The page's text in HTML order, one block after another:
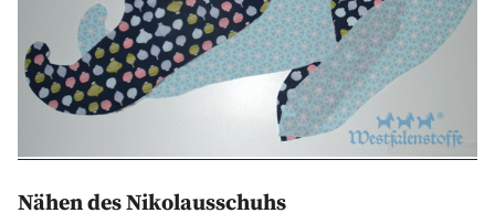
Nähen des Nikolausschuhs